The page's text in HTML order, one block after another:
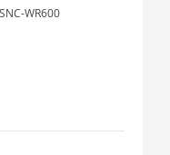
WR600